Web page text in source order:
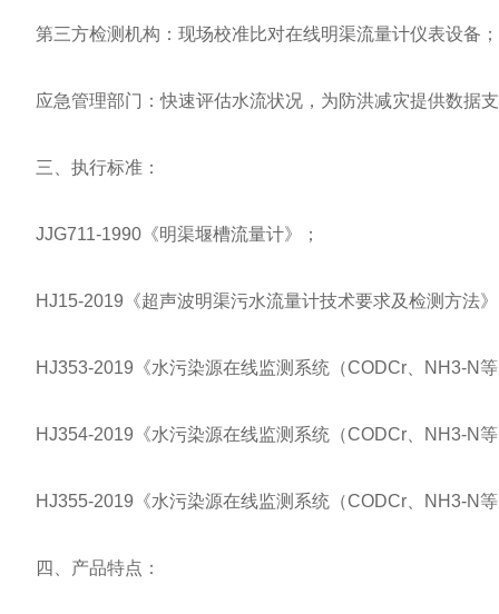
第三方检测机构：现场校准比对在线明渠流量计仪表设备；
应急管理部门：快速评估水流状况，为防洪减灾提供数据
三、执行标准：
JJG711-1990《明渠堰槽流量计》；
HJ15-2019《超声波明渠污水流量计技术要求及检测方法
HJ353-2019《水污染源在线监测系统（CODCr、NH3-N等
HJ354-2019《水污染源在线监测系统（CODCr、NH3-N等
HJ355-2019《水污染源在线监测系统（CODCr、NH3-N等
四、产品特点：